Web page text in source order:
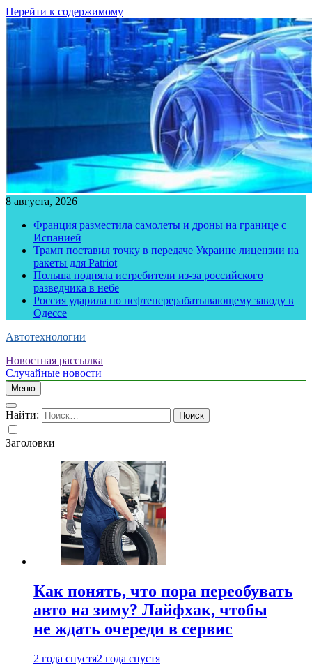
Перейти к содержимому
8 августа, 2026
Франция разместила самолеты и дроны на границе с
Испанией
Трамп поставил точку в передаче Украине лицензии на
ракеты для Patriot
Польша подняла истребители из-за российского
разведчика в небе
Россия ударила по нефтеперерабатывающему заводу в
Одессе
Автотехнологии
Новостная рассылка
Случайные новости
Меню
Найти:
Заголовки
Как понять, что пора переобувать
авто на зиму? Лайфхак, чтобы
не ждать очереди в сервис
2 года спустя2 года спустя